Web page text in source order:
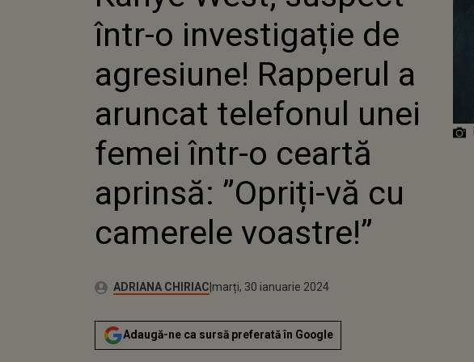
RAPPERUL A ARUNCAT
TELEFONUL UNEI
FEMEI ÎNTR-O CEARTĂ
APRINSĂ: ”OPRIȚI-VĂ
CU CAMERELE
VOASTRE!”
într-o investigație de
agresiune! Rapperul a
aruncat telefonul unei
femei într-o ceartă
aprinsă: ”Opriți-vă cu
camerele voastre!”
Autor:ADRIANA CHIRIACPublicat:
luni, 30 ianuarie 2023
Actualizat:
marți, 30 ianuarie 2024
Adaugă-ne ca sursă preferată în Google